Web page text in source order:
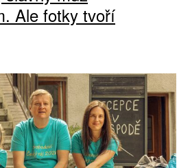
Ale fotky tvoří